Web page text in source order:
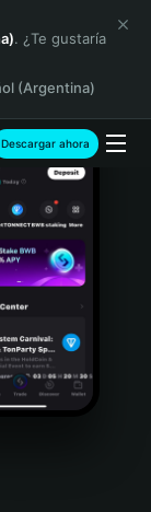
. ¿Te gustaría
(Argentina)
Descargar ahora